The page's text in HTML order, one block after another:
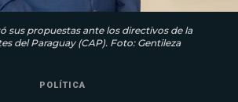
sus propuestas ante los directivos de la
del Paraguay (CAP). Foto: Gentileza
POLÍTICA